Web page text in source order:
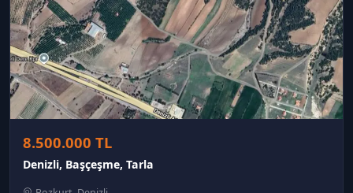
8.500.000 TL
Denizli, Başçeşme, Tarla